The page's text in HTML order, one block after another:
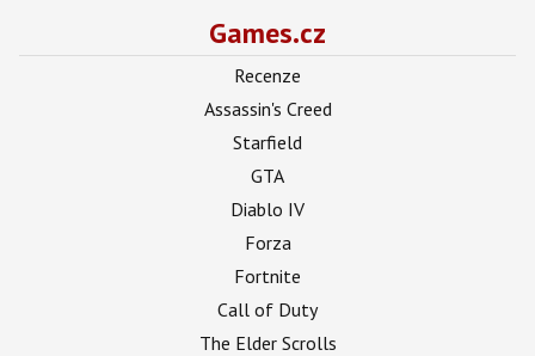
Games.cz
Recenze
Assassin's Creed
Starfield
GTA
Diablo IV
Forza
Fortnite
Call of Duty
The Elder Scrolls